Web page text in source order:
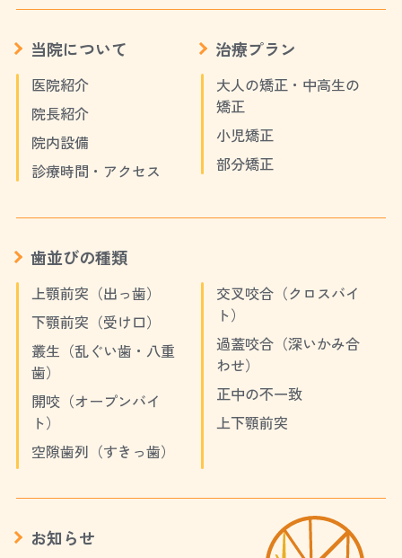
当院について
医院紹介
院長紹介
院内設備
診療時間・アクセス
治療プラン
大人の矯正・中高生の
矯正
小児矯正
部分矯正
歯並びの種類
上顎前突（出っ歯）
下顎前突（受け口）
叢生（乱ぐい歯・八重
歯）
開咬（オープンバイ
ト）
空隙歯列（すきっ歯）
交叉咬合（クロスバイ
ト）
過蓋咬合（深いかみ合
わせ）
正中の不一致
上下顎前突
お知らせ